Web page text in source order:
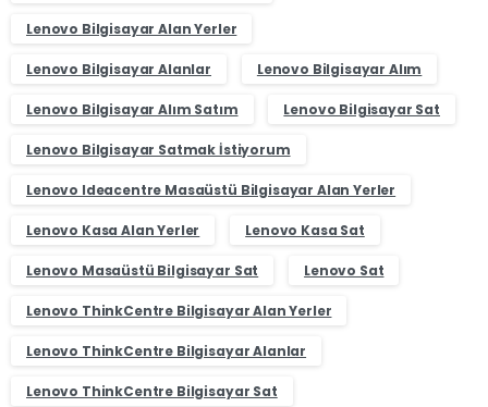
Lenovo Bilgisayar Alan Yerler
Lenovo Bilgisayar Alanlar Lenovo Bilgisayar Alım
Lenovo Bilgisayar Alım Satım Lenovo Bilgisayar Sat
Lenovo Bilgisayar Satmak İstiyorum
Lenovo Ideacentre Masaüstü Bilgisayar Alan Yerler
Lenovo Kasa Alan Yerler Lenovo Kasa Sat
Lenovo Masaüstü Bilgisayar Sat Lenovo Sat
Lenovo ThinkCentre Bilgisayar Alan Yerler
Lenovo ThinkCentre Bilgisayar Alanlar
Lenovo ThinkCentre Bilgisayar Sat